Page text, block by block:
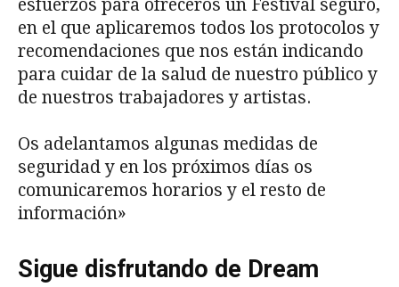
esfuerzos para ofreceros un Festival seguro,
en el que aplicaremos todos los protocolos y
recomendaciones que nos están indicando
para cuidar de la salud de nuestro público y
de nuestros trabajadores y artistas.
Os adelantamos algunas medidas de
seguridad y en los próximos días os
comunicaremos horarios y el resto de
información»
Sigue disfrutando de Dream